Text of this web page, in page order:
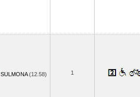
SULMONA(12.58) 1